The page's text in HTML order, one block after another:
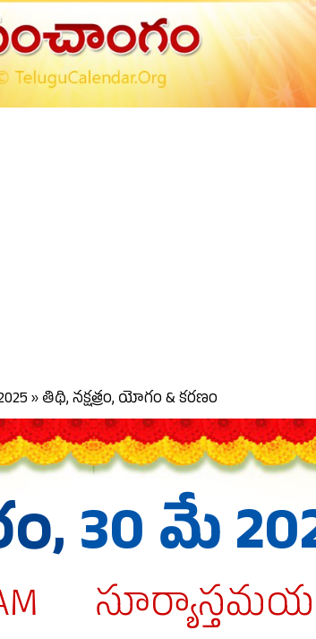
» తిథి, నక్షత్రం, యోగం & కరణం
30 మే